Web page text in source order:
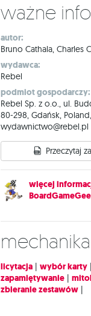
Ważne
autor:
Bruno Cathala, Charles
wydawca:
Rebel
podmiot gospodarczy:
Rebel Sp. z o.o., ul.
80-298, Gdańsk, Poland,
wydawnictwo@rebel.pl
Przeczytaj
więcej
licytacja | wybór karty |
zapamiętywanie |
zbieranie zestawów |